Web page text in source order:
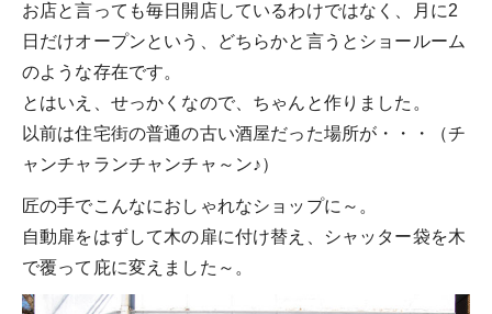
お店と言っても毎日開店しているわけではなく、月に2
日だけオープンという、どちらかと言うとショールーム
のような存在です。
とはいえ、せっかくなので、ちゃんと作りました。
以前は住宅街の普通の古い酒屋だった場所が・・・（チ
ャンチャランチャンチャ～ン♪）
匠の手でこんなにおしゃれなショップに～。
自動扉をはずして木の扉に付け替え、シャッター袋を木
で覆って庇に変えました～。